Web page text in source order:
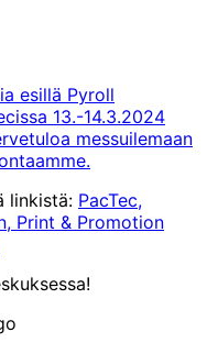
esillä Pyroll
13.-14.3.2024
messuilemaan
linkistä: PacTec,
Print & Promotion